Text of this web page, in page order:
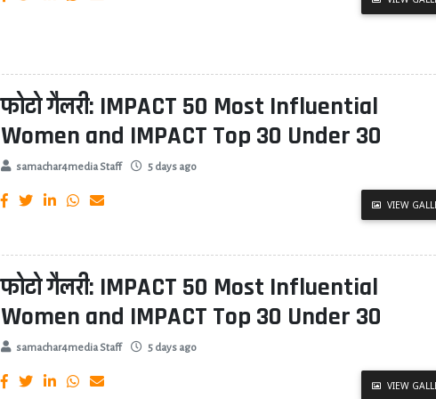
फोटो गैलरी: IMPACT 50 Most Influential
Women and IMPACT Top 30 Under 30
samachar4media Staff 5 days ago
VIEW
फोटो गैलरी: IMPACT 50 Most Influential
Women and IMPACT Top 30 Under 30
samachar4media Staff 5 days ago
VIEW